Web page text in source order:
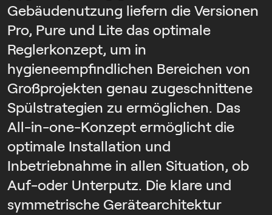
Gebäudenutzung liefern die Versionen
Pro, Pure und Lite das optimale
Reglerkonzept, um in
hygieneempfindlichen Bereichen von
Großprojekten genau zugeschnittene
Spülstrategien zu ermöglichen. Das
All-in-one-Konzept ermöglicht die
optimale Installation und
Inbetriebnahme in allen Situation, ob
Auf-oder Unterputz. Die klare und
symmetrische Gerätearchitektur